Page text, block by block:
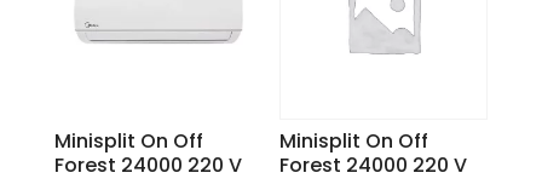
Minisplit On Off
Forest 24000 220 V
Minisplit On Off
Forest 24000 220 V